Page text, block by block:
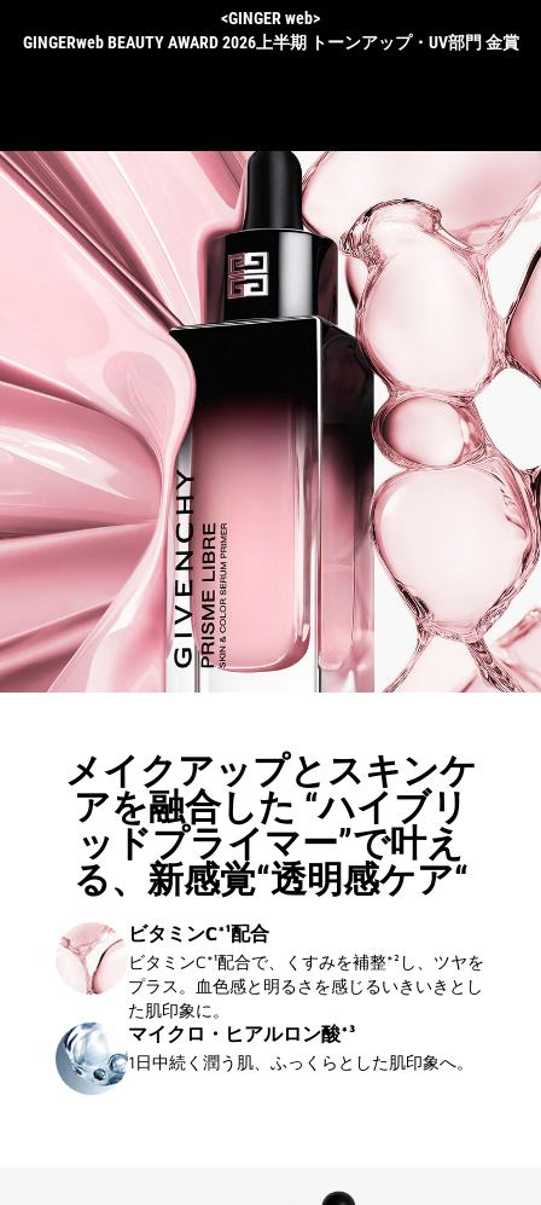
<GINGER web>
GINGERweb BEAUTY AWARD 2026上半期 トーンアップ・UV部門 金賞
メイクアップとスキンケ
アを融合した​ “ハイブリ
ッドプライマー”で叶え
る、新感覚“透明感ケア“
ビタミンC*¹配合
ビタミンC*¹配合で、くすみを補整*²し、ツヤを
プラス。血色感と明るさを感じるいきいきとし
た肌印象に。
マイクロ・ヒアルロン酸*³
1日中続く潤う肌、ふっくらとした肌印象へ。